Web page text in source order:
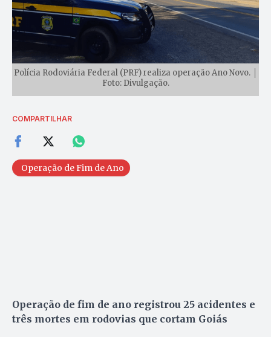
Polícia Rodoviária Federal (PRF) realiza operação Ano Novo. │
Foto: Divulgação.
COMPARTILHAR
Operação de Fim de Ano
Operação de fim de ano registrou 25 acidentes e
três mortes em rodovias que cortam Goiás